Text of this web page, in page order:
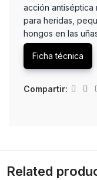
acción antiséptica
para heridas,
hongos en las
Ficha técnica
Compartir:
Related